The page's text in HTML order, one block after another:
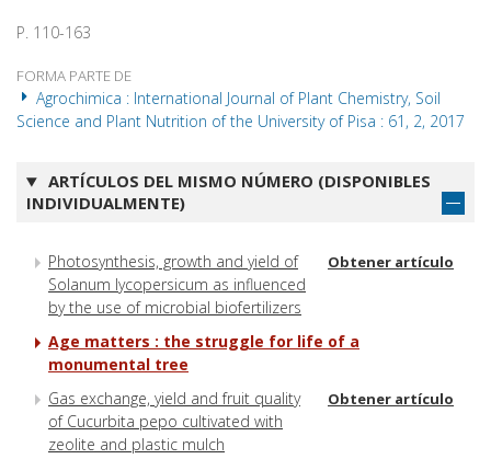
P. 110-163
FORMA PARTE DE
Agrochimica : International Journal of Plant Chemistry, Soil
Science and Plant Nutrition of the University of Pisa : 61, 2, 2017
ARTÍCULOS DEL MISMO NÚMERO (DISPONIBLES
INDIVIDUALMENTE)
Photosynthesis, growth and yield of
Solanum lycopersicum as influenced
by the use of microbial biofertilizers
Obtener artículo
Age matters : the struggle for life of a
monumental tree
Gas exchange, yield and fruit quality
of Cucurbita pepo cultivated with
zeolite and plastic mulch
Obtener artículo